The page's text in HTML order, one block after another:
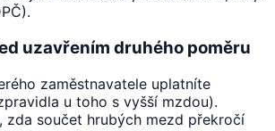
uzavřením druhého poměru
zaměstnavatele uplatníte
u toho s vyšší mzdou).
zda součet hrubých mezd překročí